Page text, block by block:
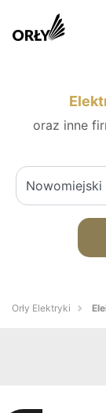
oraz inne
Orły Elektryki